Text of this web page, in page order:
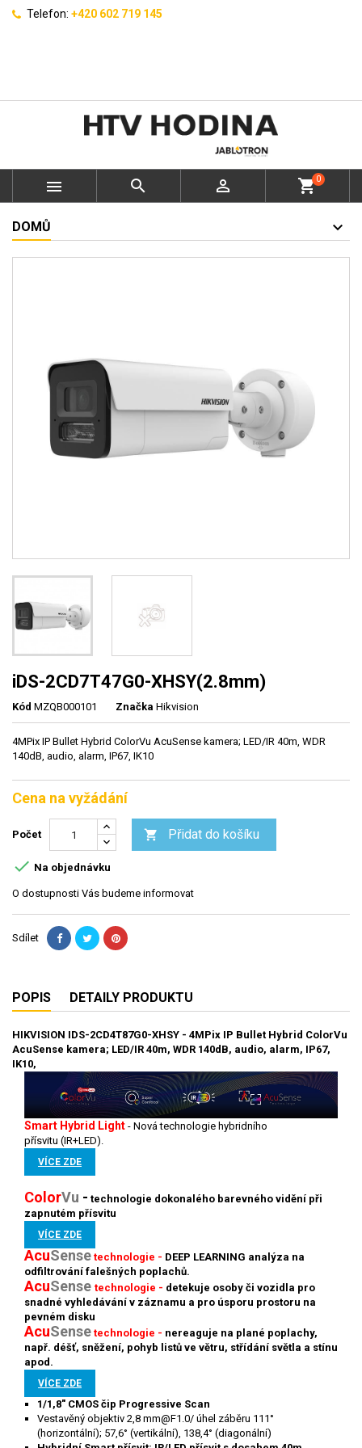
Telefon: +420 602 719 145
   shopping_cart0
DOMŮ
iDS-2CD7T47G0-XHSY(2.8mm)
Kód MZQB000101 Značka Hikvision
4MPix IP Bullet Hybrid ColorVu AcuSense kamera; LED/IR 40m, WDR
140dB, audio, alarm, IP67, IK10
Cena na vyžádání
Počet  Přidat do košíku
 Na objednávku
O dostupnosti Vás budeme informovat
Sdílet
POPIS DETAILY PRODUKTU
HIKVISION IDS-2CD4T87G0-XHSY - 4MPix IP Bullet Hybrid ColorVu
AcuSense kamera; LED/IR 40m, WDR 140dB, audio, alarm, IP67,
IK10,
Smart Hybrid Light - Nová technologie hybridního
přísvitu (IR+LED).
VÍCE ZDE
ColorVu - technologie dokonalého barevného vidění při
zapnutém přísvitu
VÍCE ZDE
AcuSense technologie - DEEP LEARNING analýza na
odfiltrování falešných poplachů.
AcuSense technologie - detekuje osoby či vozidla pro
snadné vyhledávání v záznamu a pro úsporu prostoru na
pevném disku
AcuSense technologie - nereaguje na plané poplachy,
např. déšť, sněžení, pohyb listů ve větru, střídání světla a stínu
apod.
VÍCE ZDE
1/1,8" CMOS čip Progressive Scan
Vestavěný objektiv 2,8 mm@F1.0/ úhel záběru 111°
(horizontální); 57,6° (vertikální), 138,4° (diagonální)